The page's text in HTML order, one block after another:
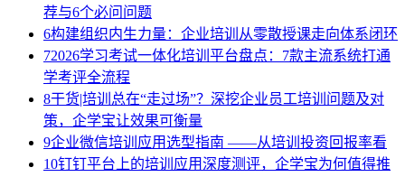
荐与6个必问问题
6构建组织内生力量：企业培训从零散授课走向体系闭环
72026学习考试一体化培训平台盘点：7款主流系统打通
学考评全流程
8干货|培训总在“走过场”？深挖企业员工培训问题及对
策，企学宝让效果可衡量
9企业微信培训应用选型指南 ——从培训投资回报率看
10钉钉平台上的培训应用深度测评，企学宝为何值得推